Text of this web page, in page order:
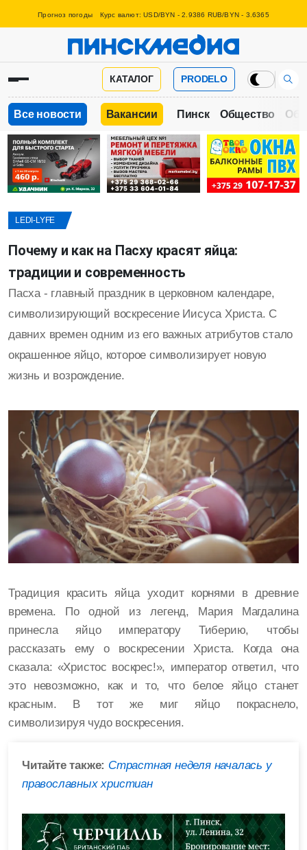
Прогноз погоды Курс валют: USD/BYN - 2.9386 RUB/BYN - 3.6365
КАТАЛОГ PRODELO
Все новости Вакансии Пинск Общество
LEDI-LYFE
Почему и как на Пасху красят яйца:
традиции и современность
Пасха - главный праздник в церковном календаре,
символизирующий воскресение Иисуса Христа. С
давних времен одним из его важных атрибутов стало
окрашенное яйцо, которое символизирует новую
жизнь и возрождение.
Традиция красить яйца уходит корнями в древние
времена. По одной из легенд, Мария Магдалина
принесла яйцо императору Тиберию, чтобы
рассказать ему о воскресении Христа. Когда она
сказала: «Христос воскрес!», император ответил, что
это невозможно, как и то, что белое яйцо станет
красным. В тот же миг яйцо покраснело,
символизируя чудо воскресения.
Читайте также: Страстная неделя началась у
православных христиан